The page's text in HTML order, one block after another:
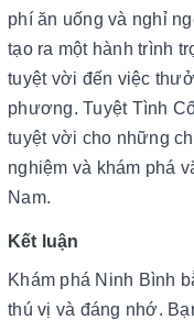
phí ăn uống và nghỉ
tạo ra một hành trình
tuyệt vời đến việc
phương. Tuyệt Tình
tuyệt vời cho những
nghiệm và khám phá
Nam.
Kết luận
Khám phá Ninh Bình
thú vị và đáng nhớ.